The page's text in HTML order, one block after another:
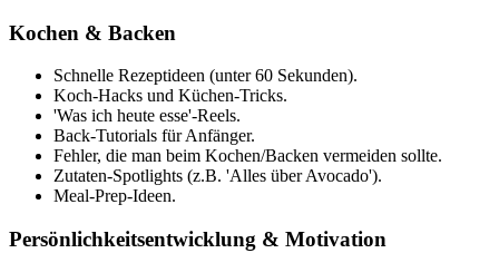
Kochen & Backen
Schnelle Rezeptideen (unter 60 Sekunden).
Koch-Hacks und Küchen-Tricks.
'Was ich heute esse'-Reels.
Back-Tutorials für Anfänger.
Fehler, die man beim Kochen/Backen vermeiden sollte.
Zutaten-Spotlights (z.B. 'Alles über Avocado').
Meal-Prep-Ideen.
Persönlichkeitsentwicklung & Motivation